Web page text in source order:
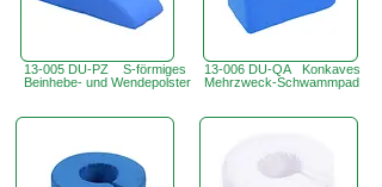
13-005 DU-PZ S-förmiges
Beinhebe- und Wendepolster
13-006 DU-QA Konkaves
Mehrzweck-Schwammpad